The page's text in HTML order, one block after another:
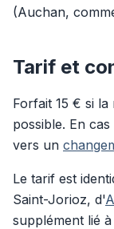
(Auchan,
Tarif et
Forfait 15 € si
possible. En
vers un
Le tarif est
Saint-Jorioz, d'
supplément lié